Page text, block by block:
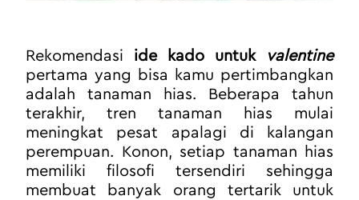
Rekomendasi ide kado untuk
valentine
pertama yang bisa kamu pertimbangkan
adalah tanaman hias. Beberapa tahun
terakhir, tren tanaman hias mulai
meningkat pesat apalagi di kalangan
perempuan. Konon, setiap tanaman hias
memiliki filosofi tersendiri sehingga
membuat banyak orang tertarik untuk